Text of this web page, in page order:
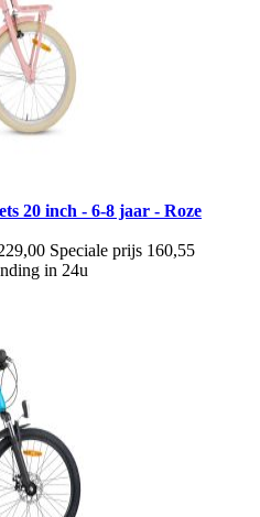
20 inch - 6-8 jaar - Roze
Speciale prijs 160,55
in 24u